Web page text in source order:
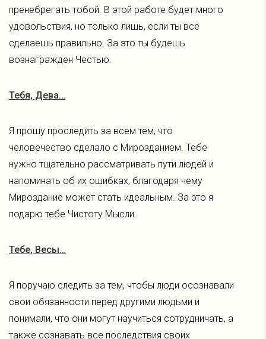
пренебрегать тобой. В этой работе будет много
удовольствия, но только лишь, если ты все
сделаешь правильно. За это ты будешь
вознагражден Честью.
Тебя, Дева…
Я прошу проследить за всем тем, что
человечество сделало с Мирозданием. Тебе
нужно тщательно рассматривать пути людей и
напоминать об их ошибках, благодаря чему
Мироздание может стать идеальным. За это я
подарю тебе Чистоту Мысли.
Тебе, Весы…
Я поручаю следить за тем, чтобы люди осознавали
свои обязанности перед другими людьми и
понимали, что они могут научиться сотрудничать, a
также сознавать все последствия своих